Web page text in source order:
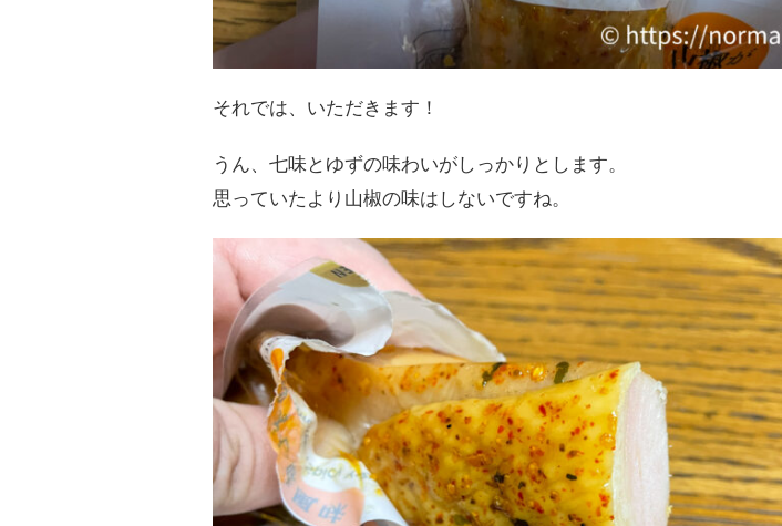
それでは、いただきます！
うん、七味とゆずの味わいがしっかりとします。
思っていたより山椒の味はしないですね。